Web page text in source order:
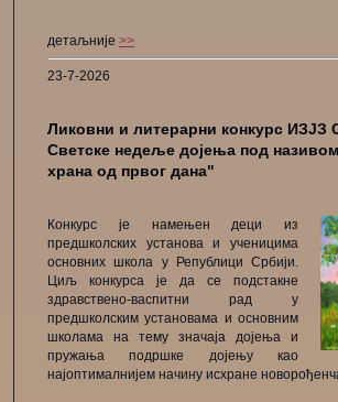
детаљније >>
23-7-2026
Ликовни и литерарни конкурс ИЗЈЗ
Светске недеље дојења под
храна од првог дана"
Конкурс је намењен деци из
предшколских установа и ученицима
основних школа у Републици Србији.
Циљ конкурса је да се подстакне
здравствено-васпитни рад у
предшколским установама и основним
школама на тему значаја дојења и
пружања подршке дојењу као
најоптималнијем начину исхране